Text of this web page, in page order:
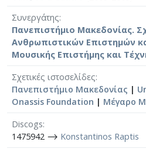
Συνεργάτης
Πανεπιστήμιο Μακεδονίας.
Ανθρωπιστικών Επιστημών
Μουσικής Επιστήμης και
Σχετικές ιστοσελίδες
Πανεπιστήμιο Μακεδονίας |
Onassis Foundation | Μέγαρο
Discogs
1475942 ⟶ Konstantinos Raptis